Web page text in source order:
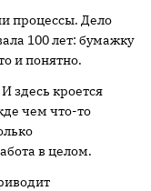
процессы. Дело
100 лет: бумажку
и понятно.
здесь кроется
чем что-то
в целом.